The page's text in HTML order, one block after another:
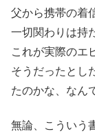
父から携帯の着
一切関わりは持
これが実際のエ
そうだったとし
たのかな、なん
無論、こういう